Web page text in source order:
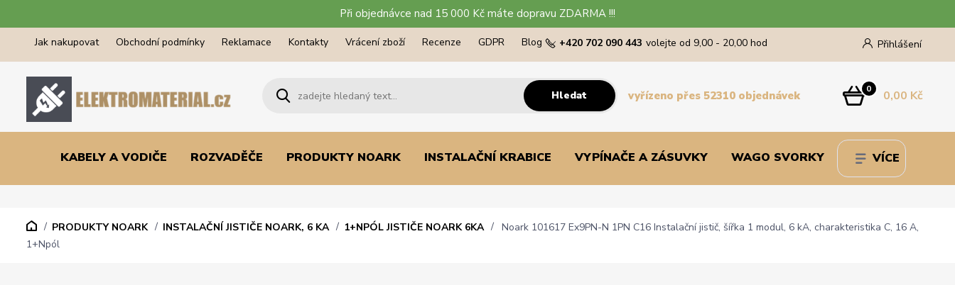
Při objednávce nad 15 000 Kč máte dopravu ZDARMA !!!
Jak nakupovat Obchodní podmínky Reklamace Kontakty Vrácení zboží Recenze GDPR Blog Přihlášení
Hledat
+420 702 090 443 volejte od 9,00 - 20,00 hod
0 0,00 Kč
vyřízeno přes 52310 objednávek
KABELY A VODIČE ROZVADĚČE PRODUKTY NOARK INSTALAČNÍ KRABICE VYPÍNAČE A ZÁSUVKY WAGO SVORKY VÍCE
PRODUKTY NOARK INSTALAČNÍ JISTIČE NOARK, 6 KA 1+NPÓL JISTIČE NOARK 6KA
Noark 101617 Ex9PN-N 1PN C16 Instalační jistič, šířka 1 modul, 6 kA, charakteristika C, 16 A,
1+Npól